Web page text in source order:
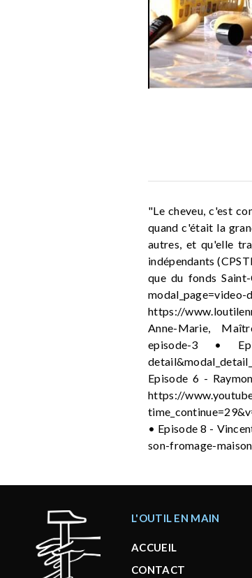
"Le cheveu, c'est
quand c'était la
autres, et qu'elle
indépendants
que du fonds
https://
Anne-Marie,
episode-3 •
Episode 6 -
https://
• Episode 8 -
son-fromage-maison
L'OUTIL EN MAIN
ACCUEIL
CONTACT